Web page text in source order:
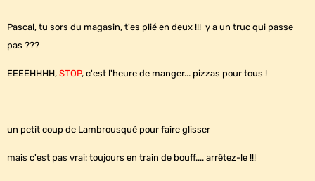
Pascal, tu sors du magasin, t'es plié en deux !!! y a un truc qui passe
pas ???
EEEEHHHH, STOP, c'est l'heure de manger... pizzas pour tous !
un petit coup de Lambrousqué pour faire glisser
mais c'est pas vrai: toujours en train de bouff.... arrêtez-le !!!